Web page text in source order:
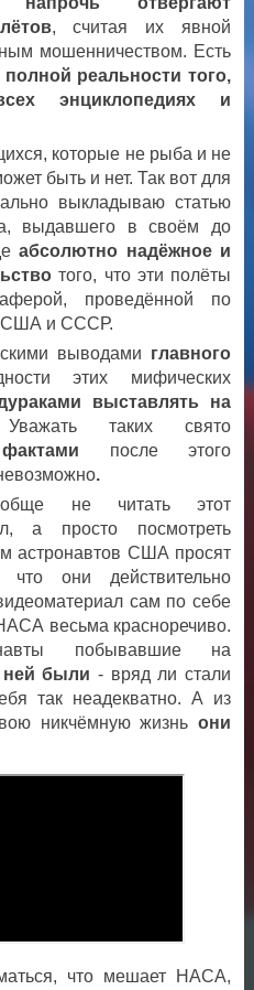
, считая их явной
мошенничеством. Есть
полной реальности того,
энциклопедиях и
которые не рыба и не
быть и нет. Так вот для
выкладываю статью
выдавшего в своём до
абсолютно надёжное и
того, что эти полёты
проведённой по
США и СССР.
выводами главного
этих мифических
выставлять на
Уважать таких
свято
после этого
.
не читать этот
а просто посмотреть
астронавтов США просят
что они действительно
сам по себе
весьма красноречиво.
побывавшие на
ней были - вряд ли стали
так неадекватно. А из
никчёмную жизнь они
что мешает НАСА,